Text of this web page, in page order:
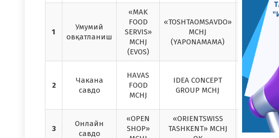
1
Умумий
овқатланиш
«MAK
FOOD
SERVIS»
MCHJ
(EVOS)
«TOSHTAOMSAVDO»
MCHJ
(YAPONAMAMA)
«SHASHLIK
UZ» MCHJ
2
Чакана
савдо
HAVAS
FOOD
MCHJ
IDEA CONCEPT
GROUP MCHJ
«ANGLESEY
FOOD»
MCHJ XK
(Korzinka)
3
Онлайн
савдо
«OPEN
SHOP»
«ORIENTSWISS
TASHKENT» MCHJ
«UZUM
MARKET»